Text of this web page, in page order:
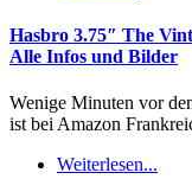
Hasbro 3.75″ The
Alle Infos und Bilder
Wenige Minuten vor
ist bei Amazon
Weiterlesen...